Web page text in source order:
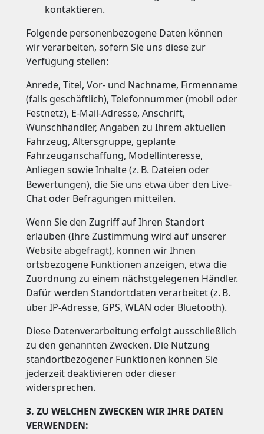
kontaktieren.
Folgende personenbezogene Daten können
wir verarbeiten, sofern Sie uns diese zur
Verfügung stellen:
Anrede, Titel, Vor- und Nachname, Firmenname
(falls geschäftlich), Telefonnummer (mobil oder
Festnetz), E-Mail-Adresse, Anschrift,
Wunschhändler, Angaben zu Ihrem aktuellen
Fahrzeug, Altersgruppe, geplante
Fahrzeuganschaffung, Modellinteresse,
Anliegen sowie Inhalte (z. B. Dateien oder
Bewertungen), die Sie uns etwa über den Live-
Chat oder Befragungen mitteilen.
Wenn Sie den Zugriff auf Ihren Standort
erlauben (Ihre Zustimmung wird auf unserer
Website abgefragt), können wir Ihnen
ortsbezogene Funktionen anzeigen, etwa die
Zuordnung zu einem nächstgelegenen Händler.
Dafür werden Standortdaten verarbeitet (z. B.
über IP-Adresse, GPS, WLAN oder Bluetooth).
Diese Datenverarbeitung erfolgt ausschließlich
zu den genannten Zwecken. Die Nutzung
standortbezogener Funktionen können Sie
jederzeit deaktivieren oder dieser
widersprechen.
3. ZU WELCHEN ZWECKEN WIR IHRE DATEN
VERWENDEN: